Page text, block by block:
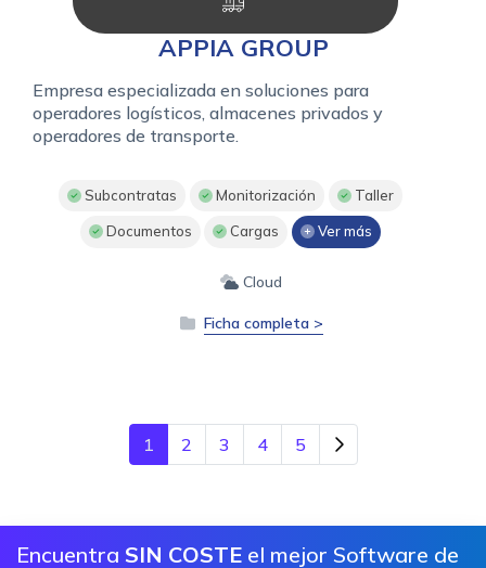
APPIA GROUP
Empresa especializada en soluciones para
operadores logísticos, almacenes privados y
operadores de transporte.
Subcontratas Monitorización Taller
Documentos Cargas Ver más
Cloud
Ficha completa >
1 2 3 4 5
Encuentra SIN COSTE el mejor Software de